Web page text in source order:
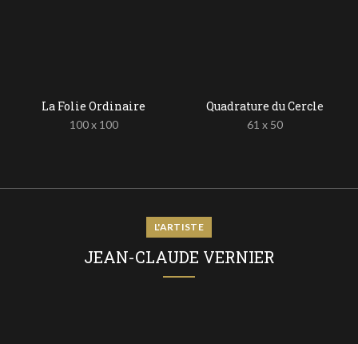
La Folie Ordinaire
100 x 100
Quadrature du Cercle
61 x 50
L'ARTISTE
JEAN-CLAUDE VERNIER